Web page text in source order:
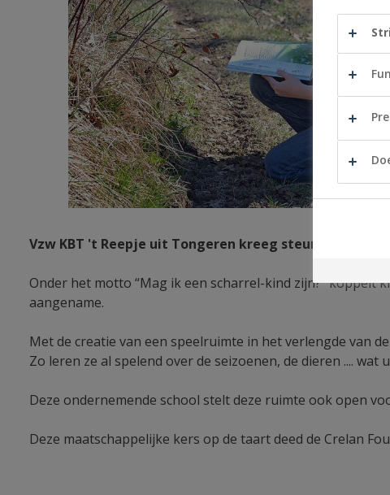
Vzw KBT 't Reepje uit Tongeren kreeg steun van
Onder het motto “Mag ik een scharrel-kind zijn?”
aangename.
Met de creatie van een speelruimte in het verlengde van
Zo leren ze al spelend over de seizoenen, de dieren ....
Deze ondernemende school stelt deze ruimte ook open
Deze maatschappelijke kers op de taart deed de Crelan